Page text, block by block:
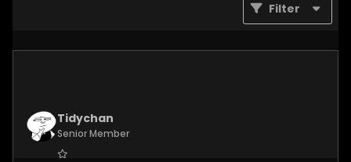
Filter
Tidychan
Senior Member